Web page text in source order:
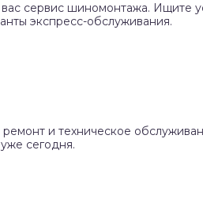
сервис шиномонтажа. Ищите
экспресс-обслуживания.
и техническое
сегодня.